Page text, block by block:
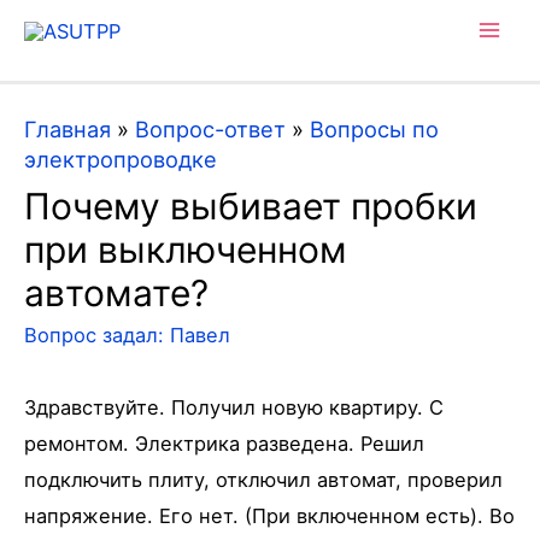
Главная » Вопрос-ответ » Вопросы по
электропроводке
Почему выбивает пробки
при выключенном
автомате?
Вопрос задал: Павел
Здравствуйте. Получил новую квартиру. С
ремонтом. Электрика разведена. Решил
подключить плиту, отключил автомат, проверил
напряжение. Его нет. (При включенном есть). Во